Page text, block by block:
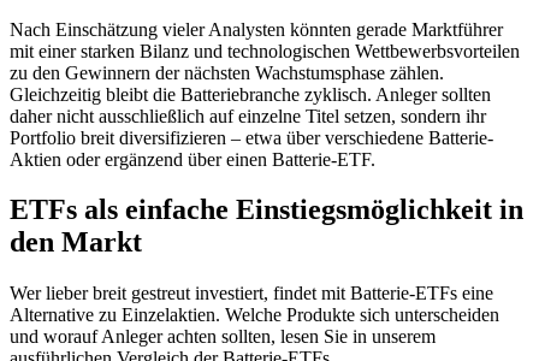
Nach Einschätzung vieler Analysten könnten gerade Marktführer
mit einer starken Bilanz und technologischen Wettbewerbsvorteilen
zu den Gewinnern der nächsten Wachstumsphase zählen.
Gleichzeitig bleibt die Batteriebranche zyklisch. Anleger sollten
daher nicht ausschließlich auf einzelne Titel setzen, sondern ihr
Portfolio breit diversifizieren – etwa über verschiedene Batterie-
Aktien oder ergänzend über einen Batterie-ETF.
ETFs als einfache Einstiegsmöglichkeit in
den Markt
Wer lieber breit gestreut investiert, findet mit Batterie-ETFs eine
Alternative zu Einzelaktien. Welche Produkte sich unterscheiden
und worauf Anleger achten sollten, lesen Sie in unserem